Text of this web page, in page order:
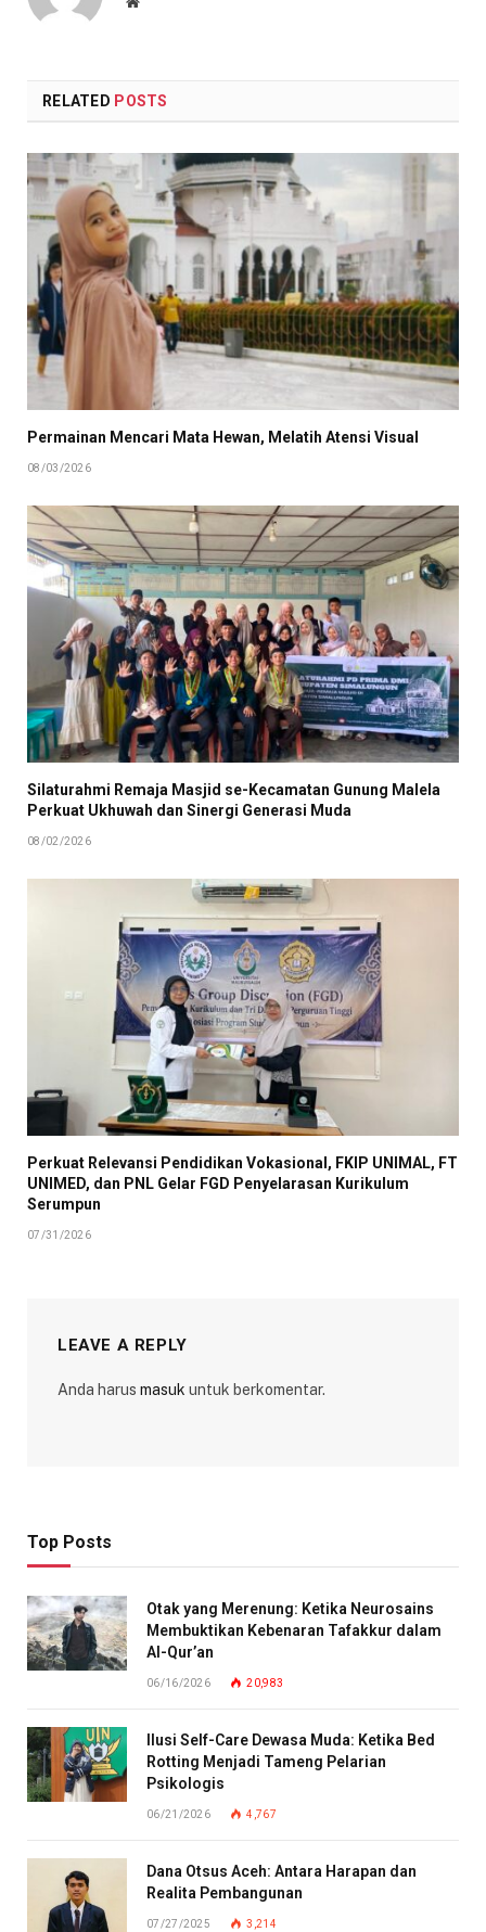
RELATED POSTS
Permainan Mencari Mata Hewan, Melatih Atensi Visual
08/03/2026
Silaturahmi Remaja Masjid se-Kecamatan Gunung Malela
Perkuat Ukhuwah dan Sinergi Generasi Muda
08/02/2026
Perkuat Relevansi Pendidikan Vokasional, FKIP UNIMAL, FT
UNIMED, dan PNL Gelar FGD Penyelarasan Kurikulum
Serumpun
07/31/2026
LEAVE A REPLY
Anda harus masuk untuk berkomentar.
Top Posts
Otak yang Merenung: Ketika Neurosains
Membuktikan Kebenaran Tafakkur dalam
Al-Qur’an
06/16/2026 20,983
Ilusi Self-Care Dewasa Muda: Ketika Bed
Rotting Menjadi Tameng Pelarian
Psikologis
06/21/2026 4,767
Dana Otsus Aceh: Antara Harapan dan
Realita Pembangunan
07/27/2025 3,214